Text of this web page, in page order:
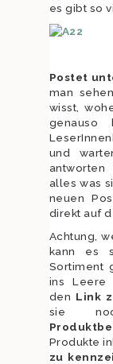
es gibt so
Postet
man
wisst,
genauso
und
alles was
neuen
direkt auf
Achtung,
kann es
Sortiment
ins Leere
den Link
sie
Produkte
zu